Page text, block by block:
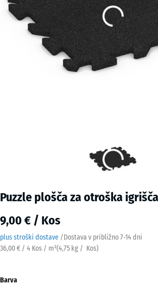
Puzzle plošča za otroška
9,00 € / Kos
plus stroški dostave /Dostava v približno7-14 dni
36,00 € / 4 Kos / m²(4,75 kg / Kos)
Barva